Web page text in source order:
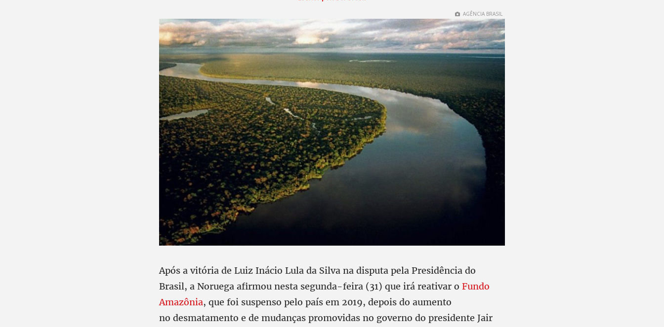
AGÊNCIA BRASIL
Após a vitória de Luiz Inácio Lula da Silva na disputa pela Presidência do
Brasil, a Noruega afirmou nesta segunda-feira (31) que irá reativar o Fundo
Amazônia, que foi suspenso pelo país em 2019, depois do aumento
no desmatamento e de mudanças promovidas no governo do presidente Jair